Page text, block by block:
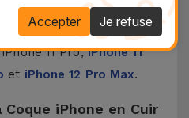
votre iPhone.
nos coques
iPhone 11 Pro,iPhone 11
et iPhone 12 Pro Max.
iPhone en Cuir
Je refuse
Accepter